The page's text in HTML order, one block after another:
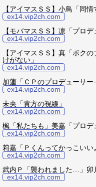
【アイマスＳＳ】小鳥「同
ex14.vip2ch.com
【モバマスＳＳ】凛「プロ
ex14.vip2ch.com
【アイマスＳＳ】真「ボク
けがない」
ex14.vip2ch.com
加蓮「ＣＰのプロデューサー
ex14.vip2ch.com
未央「貴方の視線」
ex14.vip2ch.com
楓「私たちも」美嘉「プロ
ex14.vip2ch.com
莉嘉「Ｐくんってかっこい
ex14.vip2ch.com
武内Ｐ「襲われました…」卯
ex14.vip2ch.com